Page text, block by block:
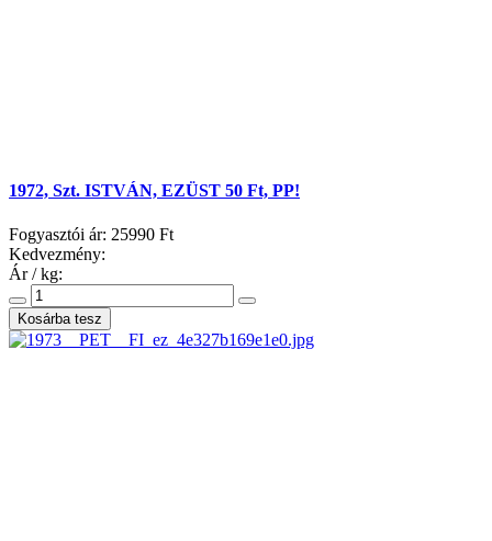
1972, Szt. ISTVÁN, EZÜST 50 Ft, PP!
Fogyasztói ár: 25990 Ft
Kedvezmény:
Ár / kg: